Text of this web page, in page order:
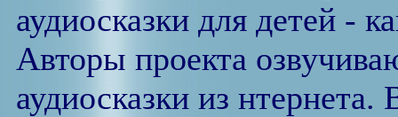
аудиосказки для детей -
Авторы проекта
аудиосказки из